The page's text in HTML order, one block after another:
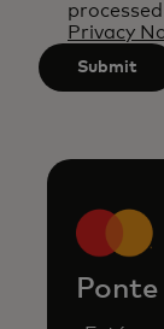
Privacy
Submit